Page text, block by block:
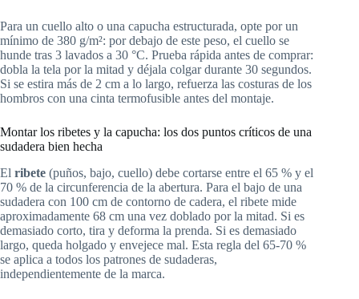
Para un cuello alto o una capucha estructurada, opte por un
mínimo de 380 g/m²: por debajo de este peso, el cuello se
hunde tras 3 lavados a 30 °C. Prueba rápida antes de comprar:
dobla la tela por la mitad y déjala colgar durante 30 segundos.
Si se estira más de 2 cm a lo largo, refuerza las costuras de los
hombros con una cinta termofusible antes del montaje.
Montar los ribetes y la capucha: los dos puntos críticos de una
sudadera bien hecha
El ribete (puños, bajo, cuello) debe cortarse entre el 65 % y el
70 % de la circunferencia de la abertura. Para el bajo de una
sudadera con 100 cm de contorno de cadera, el ribete mide
aproximadamente 68 cm una vez doblado por la mitad. Si es
demasiado corto, tira y deforma la prenda. Si es demasiado
largo, queda holgado y envejece mal. Esta regla del 65-70 %
se aplica a todos los patrones de sudaderas,
independientemente de la marca.